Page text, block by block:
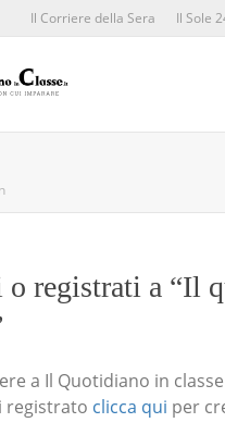
Il Corriere della Sera Il Sole
o registrati a “Il
a Il Quotidiano in
registrato clicca qui per